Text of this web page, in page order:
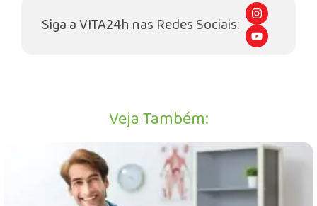
Siga a VITA24h nas Redes Sociais:
I
n
s
t
a
Y
o
u
Veja Também: